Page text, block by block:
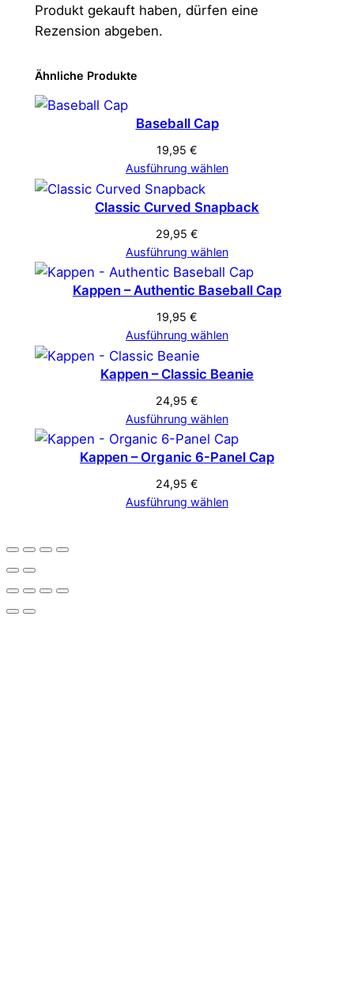
Produkt gekauft haben, dürfen eine
Rezension abgeben.
Ähnliche Produkte
Baseball Cap
19,95 €
Ausführung wählen
Classic Curved Snapback
29,95 €
Ausführung wählen
Kappen – Authentic Baseball Cap
19,95 €
Ausführung wählen
Kappen – Classic Beanie
24,95 €
Ausführung wählen
Kappen – Organic 6-Panel Cap
24,95 €
Ausführung wählen